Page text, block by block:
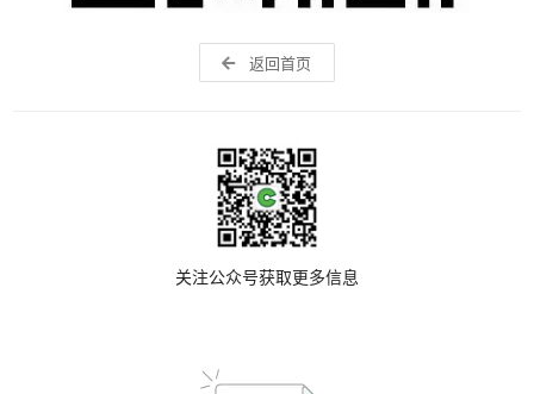
返回首页
关注公众号获取更多信息